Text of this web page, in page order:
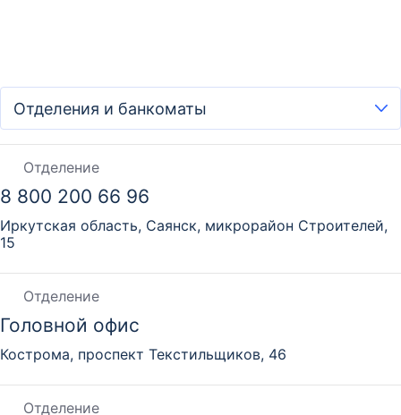
Отделение
8 800 200 66 96
Иркутская область, Саянск, микрорайон Строителей,
15
Отделение
Головной офис
Кострома, проспект Текстильщиков, 46
Отделение